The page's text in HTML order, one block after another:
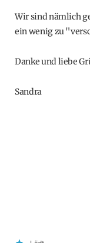
Wir sind nämlich
ein wenig zu
Danke und liebe
Sandra